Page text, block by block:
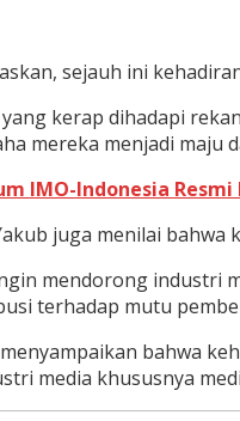
sejauh ini
kerap dihadapi
mereka menjadi maju
IMO-Indonesia
juga menilai
mendorong industri
terhadap mutu
bahwa
media khususnya